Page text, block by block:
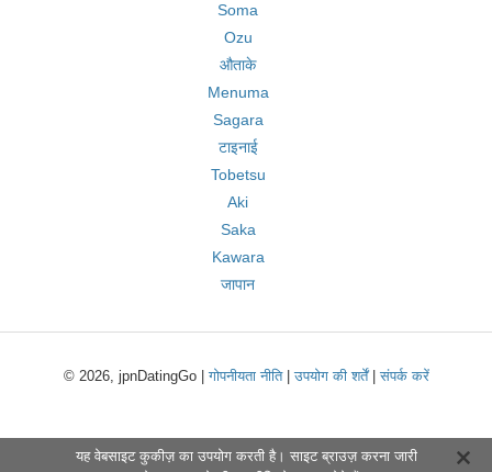
Soma
Ozu
औताके
Menuma
Sagara
टाइनाई
Tobetsu
Aki
Saka
Kawara
जापान
© 2026, jpnDatingGo |गोपनीयता नीति|उपयोग की शर्तें|संपर्क करें
यह वेबसाइट कुकीज़ का उपयोग करती है। साइट ब्राउज़ करना जारी